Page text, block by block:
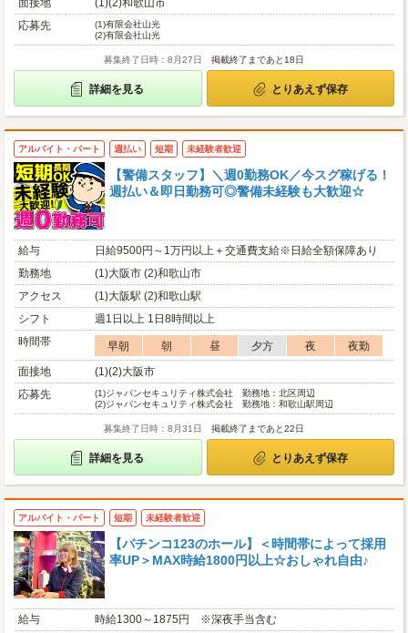
面接地
(1)(2)和歌山市
応募先
(1)有限会社山光
(2)有限会社山光
募集終了日時：8月27日 掲載終了まであと18日
詳細を見る とりあえず保存
アルバイト・パート 週払い 短期 未経験者歓迎
【警備スタッフ】＼週0勤務OK／今スグ稼げる！
週払い＆即日勤務可◎警備未経験も大歓迎☆
給与
日給9500円～1万円以上＋交通費支給※日給全額保障あり
勤務地
(1)大阪市 (2)和歌山市
アクセス
(1)大阪駅 (2)和歌山駅
シフト
週1日以上 1日8時間以上
時間帯
早朝 朝 昼 夕方 夜
夜勤
面接地
(1)(2)大阪市
応募先
(1)ジャパンセキュリティ株式会社 勤務地：北区周辺
(2)ジャパンセキュリティ株式会社 勤務地：和歌山駅周辺
募集終了日時：8月31日 掲載終了まであと22日
詳細を見る とりあえず保存
アルバイト・パート 短期 未経験者歓迎
【パチンコ123のホール】＜時間帯によって採用
率UP＞MAX時給1800円以上☆おしゃれ自由♪
給与
時給1300～1875円 ※深夜手当含む